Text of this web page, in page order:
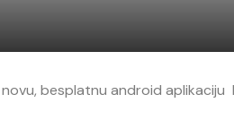
besplatnu android aplikaciju